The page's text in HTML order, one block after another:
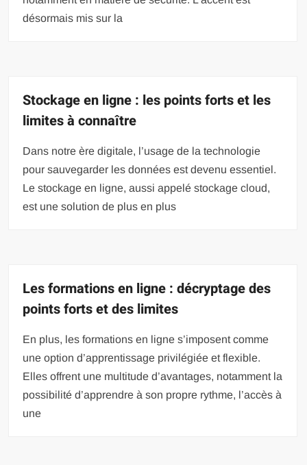
désormais mis sur la
Stockage en ligne : les points forts et les
limites à connaître
Dans notre ère digitale, l’usage de la technologie
pour sauvegarder les données est devenu essentiel.
Le stockage en ligne, aussi appelé stockage cloud,
est une solution de plus en plus
Les formations en ligne : décryptage des
points forts et des limites
En plus, les formations en ligne s’imposent comme
une option d’apprentissage privilégiée et flexible.
Elles offrent une multitude d’avantages, notamment la
possibilité d’apprendre à son propre rythme, l’accès à
une